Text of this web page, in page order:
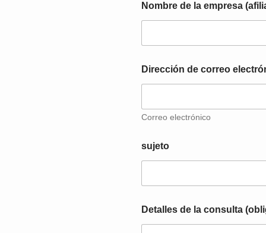
Nombre de la empresa
Dirección de correo
Correo electrónico
sujeto
a
e
Detalles de la consulta